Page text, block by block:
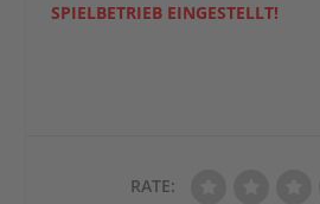
SPIELBETRIEB EINGESTELLT!
RATE: